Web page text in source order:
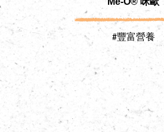
#豐富營養